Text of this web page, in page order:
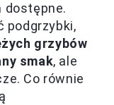
dostępne.
podgrzybki,
grzybów
smak, ale
Co równie